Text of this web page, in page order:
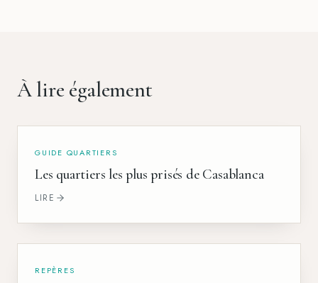
À lire également
GUIDE QUARTIERS
Les quartiers les plus prisés de Casablanca
LIRE
REPÈRES